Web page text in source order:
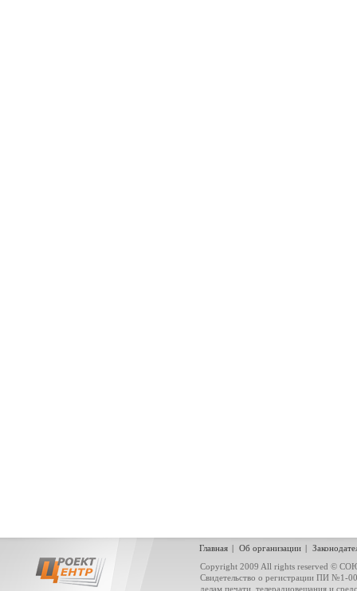
Главная | Об организации |
Copyright 2009 All rights reserved ©
Свидетельство о регистрации ПИ
делам печати, телерадиовещания и